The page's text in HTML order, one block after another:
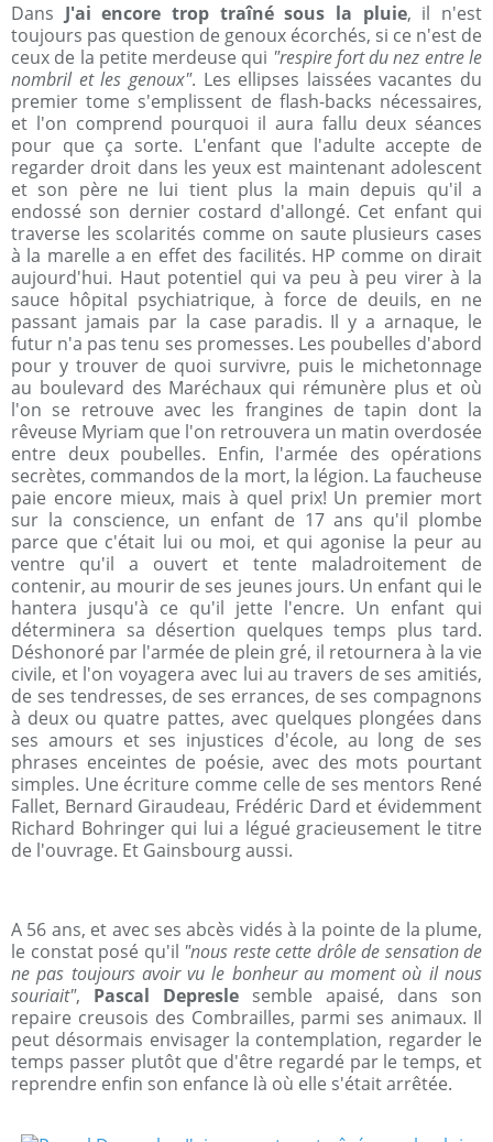
Dans J'ai encore trop traîné sous la pluie, il n'est
toujours pas question de genoux écorchés, si ce n'est de
ceux de la petite merdeuse qui "respire fort du nez entre le
nombril et les genoux". Les ellipses laissées vacantes du
premier tome s'emplissent de flash-backs nécessaires,
et l'on comprend pourquoi il aura fallu deux séances
pour que ça sorte. L'enfant que l'adulte accepte de
regarder droit dans les yeux est maintenant adolescent
et son père ne lui tient plus la main depuis qu'il a
endossé son dernier costard d'allongé. Cet enfant qui
traverse les scolarités comme on saute plusieurs cases
à la marelle a en effet des facilités. HP comme on dirait
aujourd'hui. Haut potentiel qui va peu à peu virer à la
sauce hôpital psychiatrique, à force de deuils, en ne
passant jamais par la case paradis. Il y a arnaque, le
futur n'a pas tenu ses promesses. Les poubelles d'abord
pour y trouver de quoi survivre, puis le michetonnage
au boulevard des Maréchaux qui rémunère plus et où
l'on se retrouve avec les frangines de tapin dont la
rêveuse Myriam que l'on retrouvera un matin overdosée
entre deux poubelles. Enfin, l'armée des opérations
secrètes, commandos de la mort, la légion. La faucheuse
paie encore mieux, mais à quel prix! Un premier mort
sur la conscience, un enfant de 17 ans qu'il plombe
parce que c'était lui ou moi, et qui agonise la peur au
ventre qu'il a ouvert et tente maladroitement de
contenir, au mourir de ses jeunes jours. Un enfant qui le
hantera jusqu'à ce qu'il jette l'encre. Un enfant qui
déterminera sa désertion quelques temps plus tard.
Déshonoré par l'armée de plein gré, il retournera à la vie
civile, et l'on voyagera avec lui au travers de ses amitiés,
de ses tendresses, de ses errances, de ses compagnons
à deux ou quatre pattes, avec quelques plongées dans
ses amours et ses injustices d'école, au long de ses
phrases enceintes de poésie, avec des mots pourtant
simples. Une écriture comme celle de ses mentors René
Fallet, Bernard Giraudeau, Frédéric Dard et évidemment
Richard Bohringer qui lui a légué gracieusement le titre
de l'ouvrage. Et Gainsbourg aussi.
A 56 ans, et avec ses abcès vidés à la pointe de la plume,
le constat posé qu'il "nous reste cette drôle de sensation de
ne pas toujours avoir vu le bonheur au moment où il nous
souriait", Pascal Depresle semble apaisé, dans son
repaire creusois des Combrailles, parmi ses animaux. Il
peut désormais envisager la contemplation, regarder le
temps passer plutôt que d'être regardé par le temps, et
reprendre enfin son enfance là où elle s'était arrêtée.